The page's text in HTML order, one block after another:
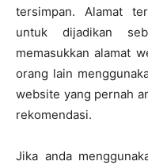
tersimpan. Alamat
untuk dijadikan
memasukkan alamat
orang lain
website yang pernah
rekomendasi.
Jika anda